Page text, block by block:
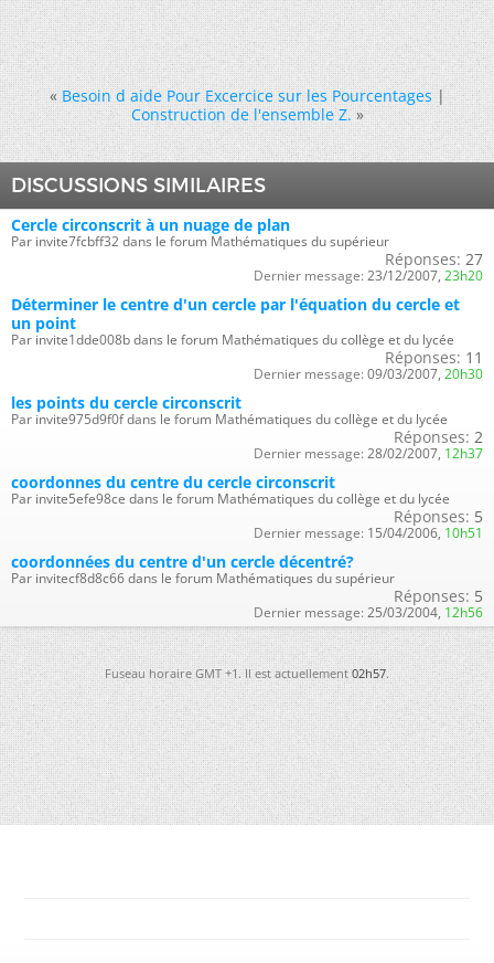
« Besoin d aide Pour Excercice sur les Pourcentages|
Construction de l'ensemble Z. »
DISCUSSIONS SIMILAIRES
Cercle circonscrit à un nuage de plan
Par invite7fcbff32 dans le forum Mathématiques du supérieur
Réponses: 27
Dernier message: 23/12/2007, 23h20
Déterminer le centre d'un cercle par l'équation du cercle et
un point
Par invite1dde008b dans le forum Mathématiques du collège et du lycée
Réponses: 11
Dernier message: 09/03/2007, 20h30
les points du cercle circonscrit
Par invite975d9f0f dans le forum Mathématiques du collège et du lycée
Réponses: 2
Dernier message: 28/02/2007, 12h37
coordonnes du centre du cercle circonscrit
Par invite5efe98ce dans le forum Mathématiques du collège et du lycée
Réponses: 5
Dernier message: 15/04/2006, 10h51
coordonnées du centre d'un cercle décentré?
Par invitecf8d8c66 dans le forum Mathématiques du supérieur
Réponses: 5
Dernier message: 25/03/2004, 12h56
Fuseau horaire GMT +1. Il est actuellement02h57.